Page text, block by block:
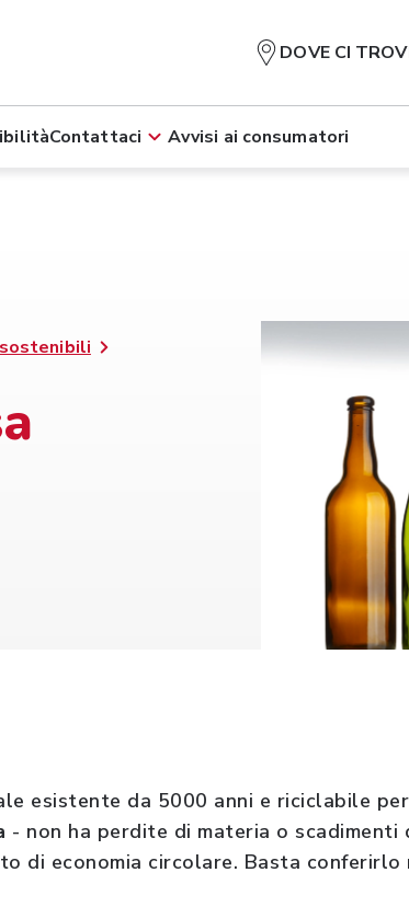
DOVE CI
Contattaci Avvisi ai consumatori
esistente da 5000 anni e riciclabile
- non ha perdite di materia o
di economia circolare. Basta